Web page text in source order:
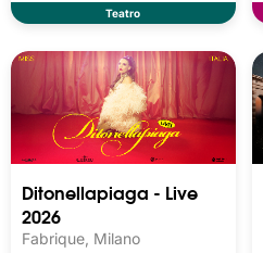
Teatro
Ditonellapiaga - Live
2026
Fabrique, Milano